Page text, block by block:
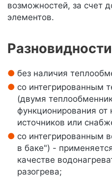
возможностей, за счет
элементов.
без наличия
со интегрированным
(двумя
функционирования от
источников или
со интегрированным
в баке") -
качестве
разогрева;